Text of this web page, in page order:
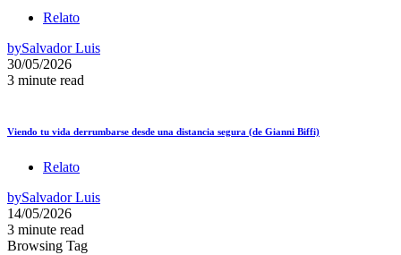
Relato
bySalvador Luis
30/05/2026
3 minute read
Viendo tu vida derrumbarse desde una distancia segura (de Gianni Biffi)
Relato
bySalvador Luis
14/05/2026
3 minute read
Browsing Tag